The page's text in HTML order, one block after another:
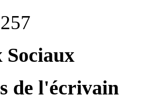
Sociaux
de l'écrivain